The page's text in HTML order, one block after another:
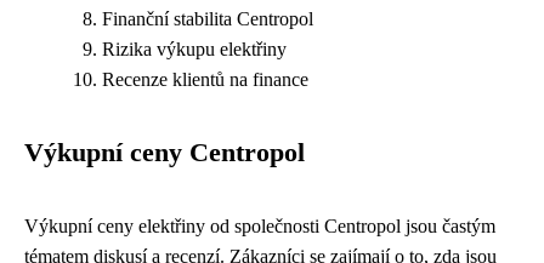
Finanční stabilita Centropol
Rizika výkupu elektřiny
Recenze klientů na finance
Výkupní ceny Centropol
Výkupní ceny elektřiny od společnosti Centropol jsou častým
tématem diskusí a recenzí. Zákazníci se zajímají o to, zda jsou